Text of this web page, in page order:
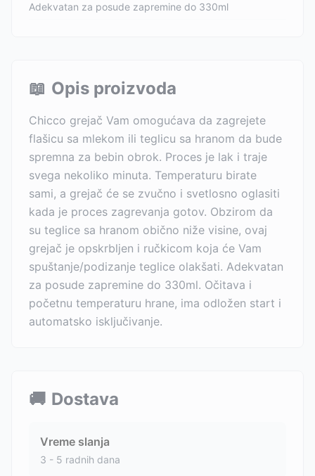
Adekvatan za posude zapremine do 330ml
📖 Opis proizvoda
Chicco grejač Vam omogućava da zagrejete
flašicu sa mlekom ili teglicu sa hranom da bude
spremna za bebin obrok. Proces je lak i traje
svega nekoliko minuta. Temperaturu birate
sami, a grejač će se zvučno i svetlosno oglasiti
kada je proces zagrevanja gotov. Obzirom da
su teglice sa hranom obično niže visine, ovaj
grejač je opskrbljen i ručkicom koja će Vam
spuštanje/podizanje teglice olakšati. Adekvatan
za posude zapremine do 330ml. Očitava i
početnu temperaturu hrane, ima odložen start i
automatsko isključivanje.
🚚 Dostava
Vreme slanja
3 - 5 radnih dana